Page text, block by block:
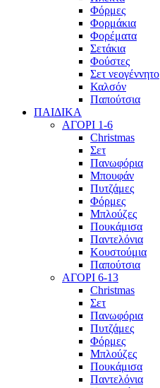
Φόρμες
Φορμάκια
Φορέματα
Σετάκια
Φούστες
Σετ νεογέννητο
Καλσόν
Παπούτσια
ΠΑΙΔΙΚΑ
ΑΓΟΡΙ 1-6
Christmas
Σετ
Πανωφόρια
Μπουφάν
Πυτζάμες
Φόρμες
Μπλούζες
Πουκάμισα
Παντελόνια
Κουστούμια
Παπούτσια
ΑΓΟΡΙ 6-13
Christmas
Σετ
Πανωφόρια
Πυτζάμες
Φόρμες
Μπλούζες
Πουκάμισα
Παντελόνια